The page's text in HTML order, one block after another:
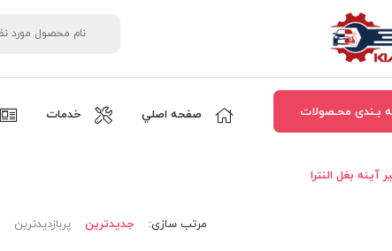
بـندی محـصولات صفحه اصلي خدمات
آينه بغل النترا
مرتب‌ سازی: جدیدترین پربازدیدترین